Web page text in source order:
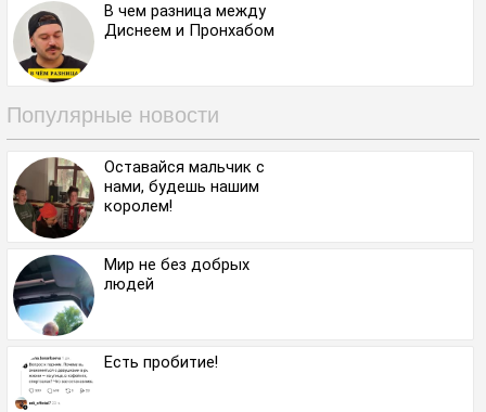
В чем разница между
Диснеем и Пронхабом
Популярные новости
Оставайся мальчик с
нами, будешь нашим
королем!
Мир не без добрых
людей
Есть пробитие!